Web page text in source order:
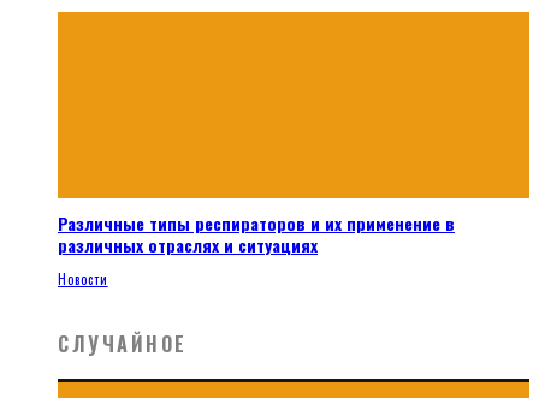
Различные типы респираторов и их применение в
различных отраслях и ситуациях
Новости
СЛУЧАЙНОЕ